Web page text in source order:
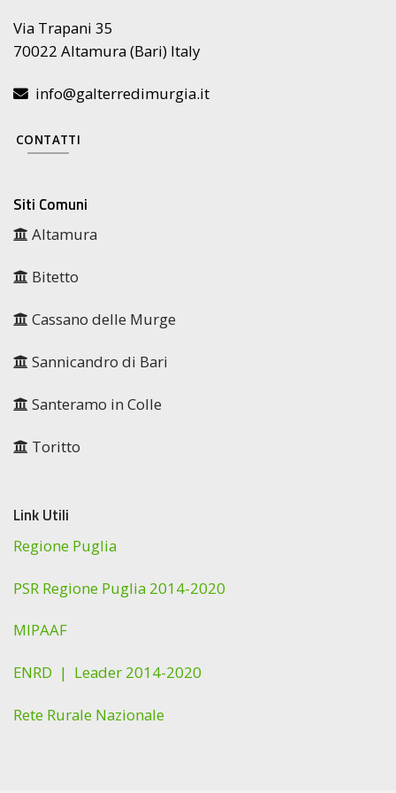
Via Trapani 35
70022 Altamura (Bari) Italy
info@galterredimurgia.it
CONTATTI
Siti Comuni
Altamura
Bitetto
Cassano delle Murge
Sannicandro di Bari
Santeramo in Colle
Toritto
Link Utili
Regione Puglia
PSR Regione Puglia 2014-2020
MIPAAF
ENRD | Leader 2014-2020
Rete Rurale Nazionale